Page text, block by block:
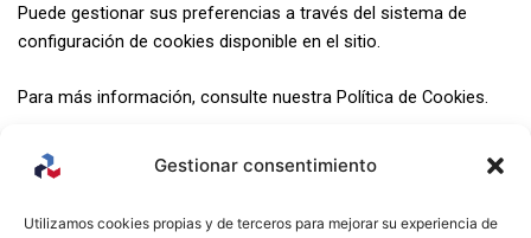
Gestionar consentimiento
Utilizamos cookies propias y de terceros para mejorar su experiencia de
Puede gestionar sus preferencias a través del sistema de
configuración de cookies disponible en el sitio.
Para más información, consulte nuestra Política de Cookies.
MENU CONTACT
MENTIONS